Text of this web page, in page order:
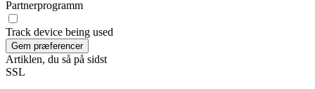
Partnerprogramm
Track device being used
Artiklen, du så på sidst
SSL